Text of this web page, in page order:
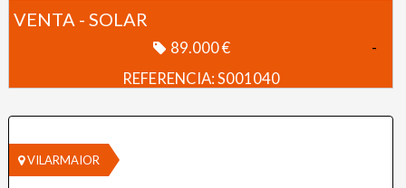
VENTA - SOLAR
89.000 €
-
REFERENCIA: S001040
VILARMAIOR